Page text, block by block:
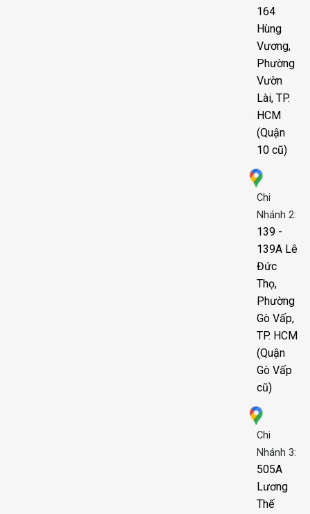
164
Hùng
Vương,
Phường
Vườn
Lài, TP.
HCM
(Quận
10 cũ)
Chi
Nhánh 2:
139 -
139A Lê
Đức
Thọ,
Phường
Gò Vấp,
TP. HCM
(Quận
Gò Vấp
cũ)
Chi
Nhánh 3:
505A
Lương
Thế